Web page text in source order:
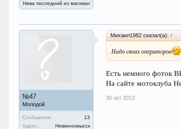
Нива последний из магикан
№47
Молодой
Сообщения:
13
Адрес:
Невинномысск
Михаил1982 сказал(а): ↑
Надо своих операторов
Есть немного фоток
На сайте мотоклуба
30 окт 2013